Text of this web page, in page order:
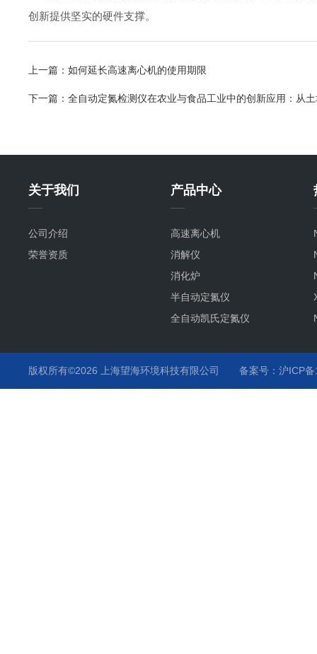
创新提供坚实的硬件支撑。
上一篇： 如何延长高速离心机的使用期限
下一篇： 全自动定氮检测仪在农业与食品工业中的创新应用：从
关于我们
公司介绍
荣誉资质
产品中心
高速离心机
消解仪
消化炉
半自动定氮仪
全自动凯氏定氮仪
版权所有©2026 上海望海环境科技有限公司 备案号：沪ICP